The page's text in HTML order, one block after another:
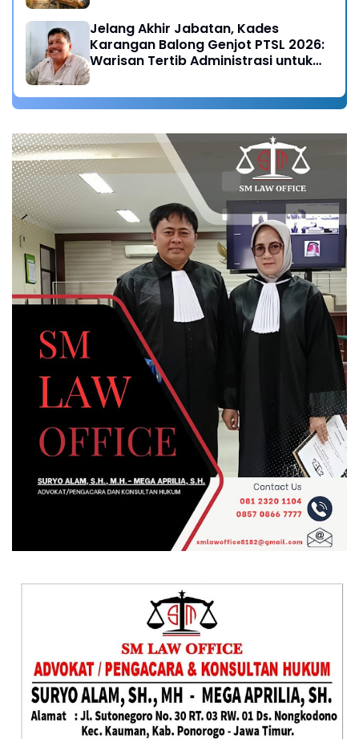
Jelang Akhir Jabatan, Kades
Karangan Balong Genjot PTSL 2026:
Warisan Tertib Administrasi untuk